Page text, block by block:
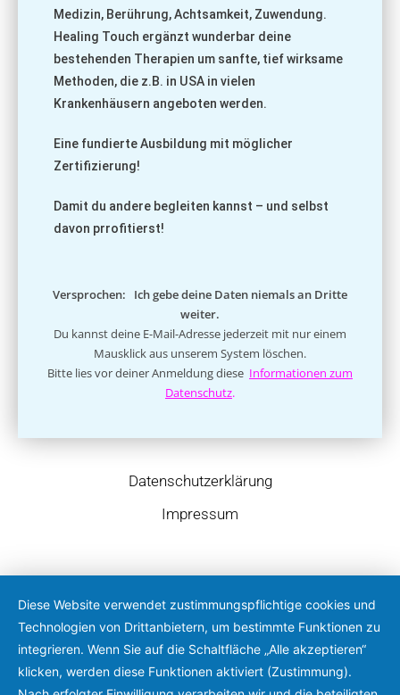
Medizin, Berührung, Achtsamkeit, Zuwendung.
Healing Touch ergänzt wunderbar deine
bestehenden Therapien um sanfte, tief wirksame
Methoden, die z.B. in USA in vielen
Krankenhäusern angeboten werden.
Eine fundierte Ausbildung mit möglicher
Zertifizierung!
Damit du andere begleiten kannst – und selbst
davon prrofitierst!
Versprochen: Ich gebe deine Daten niemals an Dritte
weiter.
Du kannst deine E-Mail-Adresse jederzeit mit nur einem
Mausklick aus unserem System löschen.
Bitte lies vor deiner Anmeldung diese Informationen zum
Datenschutz.
Datenschutzerklärung
Impressum
Diese Website verwendet zustimmungspflichtige cookies und
Technologien von Drittanbietern, um bestimmte Funktionen zu
integrieren. Wenn Sie auf die Schaltfläche „Alle akzeptieren“
klicken, werden diese Funktionen aktiviert (Zustimmung).